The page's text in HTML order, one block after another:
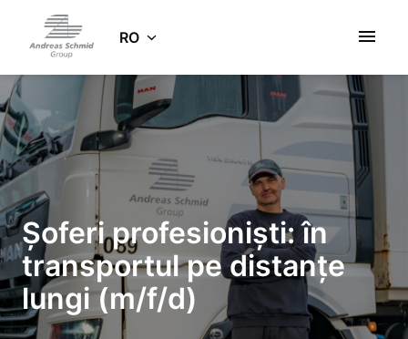
conținutPagina de pornire
RO
Șoferi profesioniști: în
transportul pe distanțe
lungi (m/f/d)